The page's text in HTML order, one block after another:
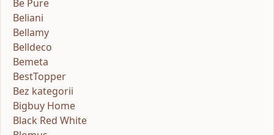
Be Pure
Beliani
Bellamy
Belldeco
Bemeta
BestTopper
Bez kategorii
Bigbuy Home
Black Red White